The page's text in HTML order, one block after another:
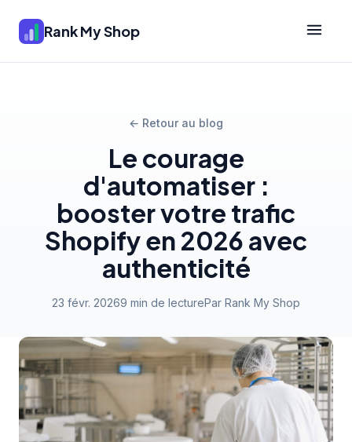
Rank My Shop
← Retour au blog
Le courage
d'automatiser :
booster votre trafic
Shopify en 2026 avec
authenticité
23 févr. 20269 min de lecturePar Rank My Shop